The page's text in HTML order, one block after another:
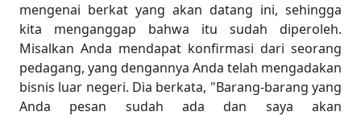
mengenai berkat yang akan datang ini, sehingga
kita menganggap bahwa itu sudah diperoleh.
Misalkan Anda mendapat konfirmasi dari seorang
pedagang, yang dengannya Anda telah mengadakan
bisnis luar negeri. Dia berkata, "Barang-barang yang
Anda pesan sudah ada dan saya akan